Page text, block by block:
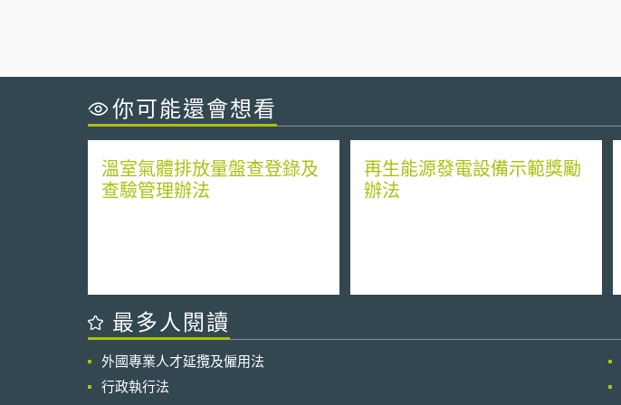
你可能還會想看
溫室氣體排放量盤查登錄及
查驗管理辦法
再生能源發電設備示範獎勵
辦法
最多人閱讀
外國專業人才延攬及僱用法
行政執行法